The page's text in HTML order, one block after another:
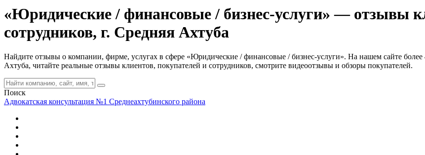
«Юридические / финансовые / бизнес-услуги» — отзывы
сотрудников, г. Средняя Ахтуба
Найдите отзывы о компании, фирме, услугах в сфере «Юридические / финансовые / бизнес-услуги». На нашем сайте
Ахтуба, читайте реальные отзывы клиентов, покупателей и сотрудников, смотрите видеоотзывы и обзоры покупателей.
Поиск
Адвокатская консультация №1 Среднеахтубинского района